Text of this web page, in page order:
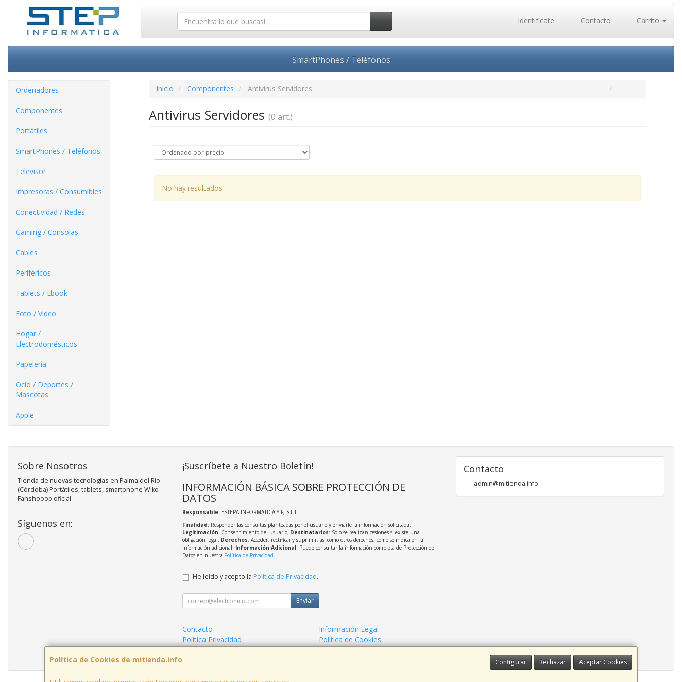
Identifícate Contacto Carrito
SmartPhones / Teléfonos
Ordenadores
Componentes
Portátiles
SmartPhones / Teléfonos
Televisor
Impresoras / Consumibles
Conectividad / Redes
Gaming / Consolas
Cables
Periféricos
Tablets / Ebook
Foto / Video
Hogar /
Electrodomésticos
Papelería
Ocio / Deportes /
Mascotas
Apple
Inicio Componentes Antivirus Servidores
Antivirus Servidores (0 art.)
No hay resultados.
Política de Cookies de mitienda.info Configurar Rechazar Aceptar Cookies
Sobre Nosotros
Tienda de nuevas tecnologías en Palma del Río
(Córdoba) Portátiles, tablets, smartphone Wiko
Fanshooop oficial
Síguenos en:
¡Suscríbete a Nuestro Boletín!
INFORMACIÓN BÁSICA SOBRE PROTECCIÓN DE
DATOS
Responsable: ESTEPA INFORMATICA Y F, S.L.L.
Finalidad: Responder las consultas planteadas por el usuario y enviarle la información solicitada;
Legitimación: Consentimiento del usuario; Destinatarios: Solo se realizan cesiones si existe una
obligación legal; Derechos: Acceder, rectificar y suprimir, así como otros derechos, como se indica en la
información adicional; Información Adicional: Puede consultar la información completa de Protección de
Datos en nuestra Política de Privacidad.
He leído y acepto la Política de Privacidad.
Enviar
Contacto
Información Legal
Política Privacidad
Política de Cookies
Condiciones de Compra
Formas de Pago
Contacto
admin@mitienda.info